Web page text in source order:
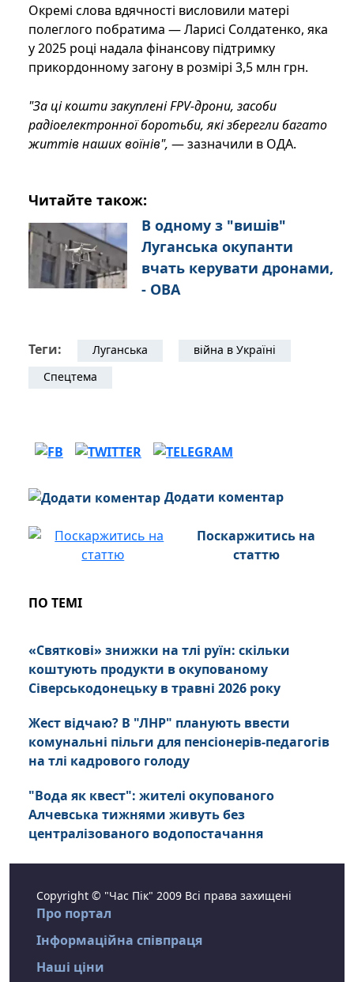
Окремі слова вдячності висловили матері
полеглого побратима — Ларисі Солдатенко, яка
у 2025 році надала фінансову підтримку
прикордонному загону в розмірі 3,5 млн грн.
"За ці кошти закуплені FPV-дрони, засоби
радіоелектронної боротьби, які зберегли багато
життів наших воїнів", — зазначили в ОДА.
Читайте також:
В одному з "вишів"
Луганська окупанти
вчать керувати дронами,
- ОВА
Теги: Луганська
війна в Україні
Спецтема
Додати коментар
Поскаржитись на
статтю
ПО ТЕМІ
«Святкові» знижки на тлі руїн: скільки
коштують продукти в окупованому
Сіверськодонецьку в травні 2026 року
Жест відчаю? В "ЛНР" планують ввести
комунальні пільги для пенсіонерів-педагогів
на тлі кадрового голоду
"Вода як квест": жителі окупованого
Алчевська тижнями живуть без
централізованого водопостачання
Copyright © "Час Пік" 2009 Всі права захищені
Про портал
Інформаційна співпраця
Наші ціни